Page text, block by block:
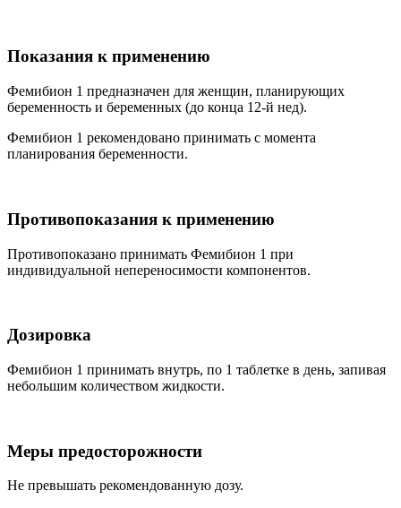
Показания к применению
Фемибион 1 предназначен для женщин, планирующих
беременность и беременных (до конца 12-й нед).
Фемибион 1 рекомендовано принимать с момента
планирования беременности.
Противопоказания к применению
Противопоказано принимать Фемибион 1 при
индивидуальной непереносимости компонентов.
Дозировка
Фемибион 1 принимать внутрь, по 1 таблетке в день, запивая
небольшим количеством жидкости.
Меры предосторожности
Не превышать рекомендованную дозу.